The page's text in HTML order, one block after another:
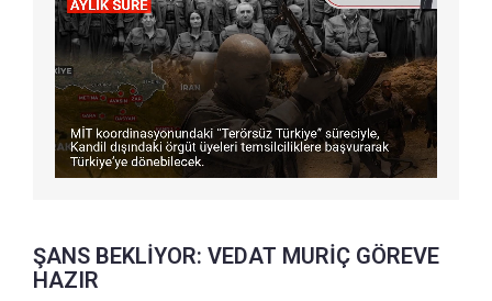
ŞANS BEKLİYOR: VEDAT MURİÇ GÖREVE
HAZIR